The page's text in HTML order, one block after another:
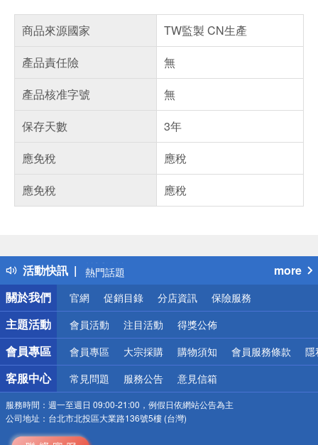
商品來源國家
TW監製 CN生產
產品責任險
無
產品核准字號
無
保存天數
3年
應免稅
應稅
應免稅
應稅
活動快訊
得獎公告
熱門話題
銀行優惠
偏遠地區配送
詐騙網頁！請小心！
more
關於我們
官網 促銷目錄 分店資訊 保險服務
主題活動 會員活動 注目活動 得獎公佈
會員專區 會員專區 大宗採購 購物須知 會員服務條款 隱
客服中心 常見問題 服務公告 意見信箱
服務時間： 週一至週日 09:00-21:00，例假日依網站公告為主
公司地址： 台北市北投區大業路136號5樓 (台灣)